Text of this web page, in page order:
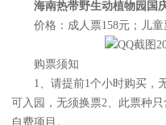
海南热带野生动植物园国
价格：成人票158元；儿童
购票须知
1、请提前1个小时购买，无
可入园，无须换票2、此票种
自费项目。